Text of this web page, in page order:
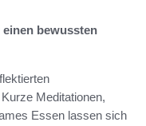
bewussten
Meditationen,
Essen lassen sich